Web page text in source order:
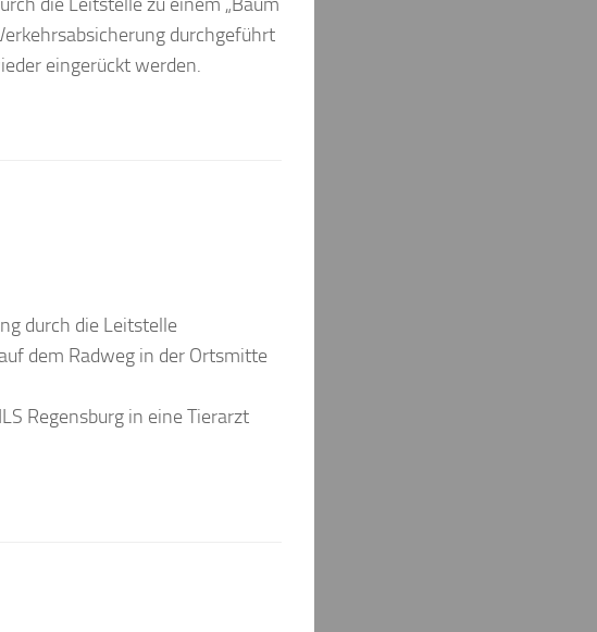
durchgeführt
eingerückt werden.
durch die Leitstelle
dem Radweg in der Ortsmitte
Regensburg in eine Tierarzt